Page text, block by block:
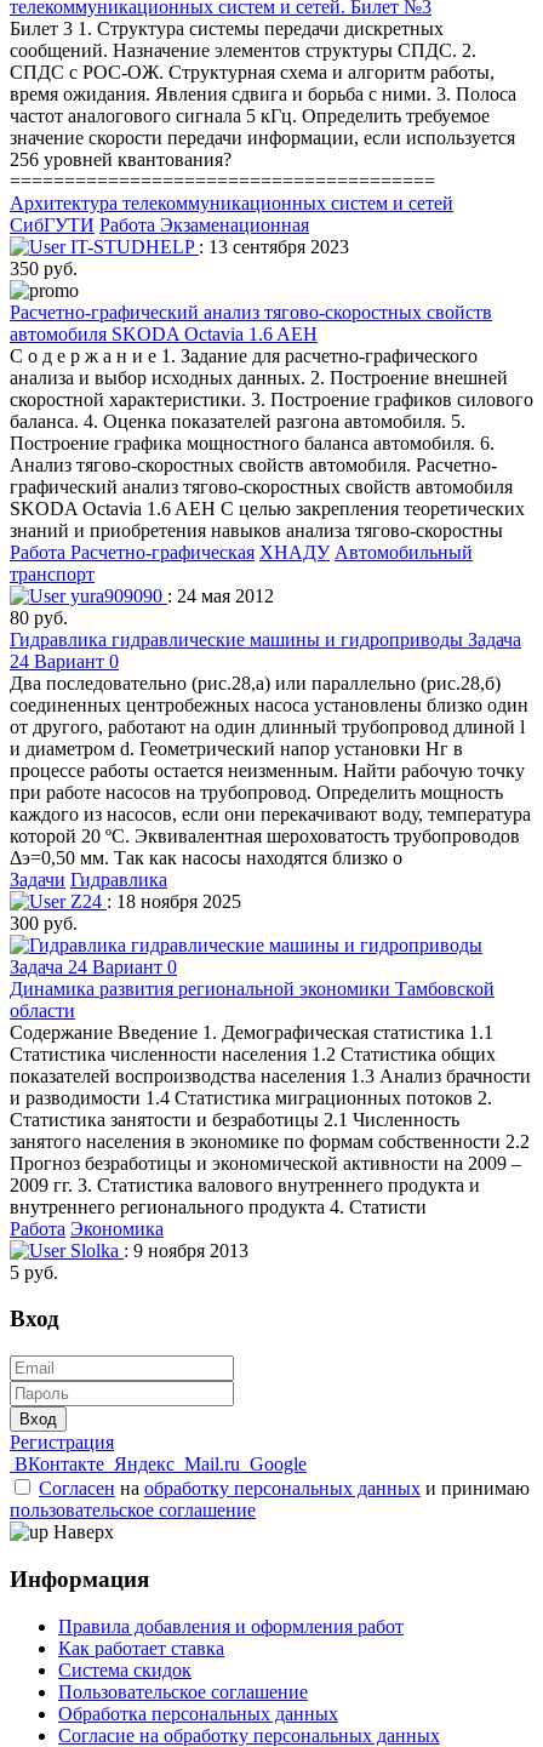
телекоммуникационных систем и сетей. Билет №3
Билет 3 1. Структура системы передачи дискретных
сообщений. Назначение элементов структуры СПДС. 2.
СПДС с РОС-ОЖ. Структурная схема и алгоритм работы,
время ожидания. Явления сдвига и борьба с ними. 3. Полоса
частот аналогового сигнала 5 кГц. Определить требуемое
значение скорости передачи информации, если используется
256 уровней квантования?
=======================================
Архитектура телекоммуникационных систем и сетей
СибГУТИ Работа Экзаменационная
IT-STUDHELP : 13 сентября 2023
350 руб.
Расчетно-графический анализ тягово-скоростных свойств
автомобиля SKODA Octavia 1.6 AEH
С о д е р ж а н и е 1. Задание для расчетно-графического
анализа и выбор исходных данных. 2. Построение внешней
скоростной характеристики. 3. Построение графиков силового
баланса. 4. Оценка показателей разгона автомобиля. 5.
Построение графика мощностного баланса автомобиля. 6.
Анализ тягово-скоростных свойств автомобиля. Расчетно-
графический анализ тягово-скоростных свойств автомобиля
SKODA Octavia 1.6 AEH С целью закрепления теоретических
знаний и приобретения навыков анализа тягово-скоростны
Работа Расчетно-графическая ХНАДУ Автомобильный
транспорт
yura909090 : 24 мая 2012
80 руб.
Гидравлика гидравлические машины и гидроприводы Задача
24 Вариант 0
Два последовательно (рис.28,а) или параллельно (рис.28,б)
соединенных центробежных насоса установлены близко один
от другого, работают на один длинный трубопровод длиной l
и диаметром d. Геометрический напор установки Нг в
процессе работы остается неизменным. Найти рабочую точку
при работе насосов на трубопровод. Определить мощность
каждого из насосов, если они перекачивают воду, температура
которой 20 ºС. Эквивалентная шероховатость трубопроводов
Δэ=0,50 мм. Так как насосы находятся близко о
Задачи Гидравлика
Z24 : 18 ноября 2025
300 руб.
Динамика развития региональной экономики Тамбовской
области
Содержание Введение 1. Демографическая статистика 1.1
Статистика численности населения 1.2 Статистика общих
показателей воспроизводства населения 1.3 Анализ брачности
и разводимости 1.4 Статистика миграционных потоков 2.
Статистика занятости и безработицы 2.1 Численность
занятого населения в экономике по формам собственности 2.2
Прогноз безработицы и экономической активности на 2009 –
2009 гг. 3. Статистика валового внутреннего продукта и
внутреннего регионального продукта 4. Статисти
Работа Экономика
Slolka : 9 ноября 2013
5 руб.
Вход
Вход
Регистрация
ВКонтакте Яндекс Mail.ru Google
Согласен на обработку персональных данных и принимаю
пользовательское соглашение
Наверх
Информация
Правила добавления и оформления работ
Как работает ставка
Система скидок
Пользовательское соглашение
Обработка персональных данных
Согласие на обработку персональных данных